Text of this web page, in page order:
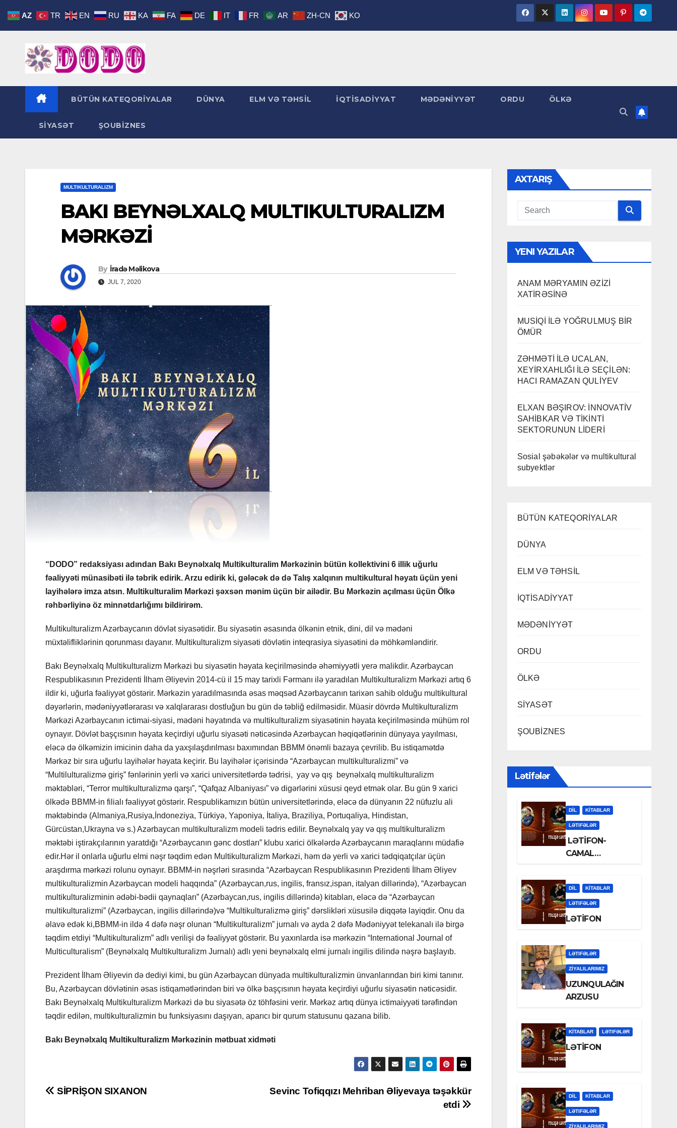
BÜTÜN KATEQORİYALAR DÜNYA ELM VƏ TƏHSİL İQTİSADİYYAT MƏDƏNİYYƏT ORDU ÖLKƏ
SİYASƏT ŞOUBİZNES
MULTIKULTURALIZM
BAKI BEYNƏLXALQ MULTIKULTURALIZM
MƏRKƏZİ
By İradə Məlikova
JUL 7, 2020
“DODO” redaksiyası adından Bakı Beynəlxalq Multikulturalim Mərkəzinin bütün kollektivini 6 illik uğurlu
fəaliyyəti münasibəti ilə təbrik edirik. Arzu edirik ki, gələcək də də Talış xalqının multikultural həyatı üçün yeni
layihələrə imza atsın. Multikulturalim Mərkəzi şəxsən mənim üçün bir ailədir. Bu Mərkəzin açılması üçün Ölkə
rəhbərliyinə öz minnətdarlığımı bildirirəm.
Multikulturalizm Azərbaycanın dövlət siyasətidir. Bu siyasətin əsasında ölkənin etnik, dini, dil və mədəni
müxtəlifliklərinin qorunması dayanır. Multikulturalizm siyasəti dövlətin inteqrasiya siyasətini də möhkəmləndirir.
Bakı Beynəlxalq Multikulturalizm Mərkəzi bu siyasətin həyata keçirilməsində əhəmiyyətli yerə malikdir. Azərbaycan
Respublikasının Prezidenti İlham Əliyevin 2014-cü il 15 may tarixli Fərmanı ilə yaradılan Multikulturalizm Mərkəzi artıq 6
ildir ki, uğurla fəaliyyət göstərir. Mərkəzin yaradılmasında əsas məqsəd Azərbaycanın tarixən sahib olduğu multikultural
dəyərlərin, mədəniyyətlərarası və xalqlararası dostluğun bu gün də təbliğ edilməsidir. Müasir dövrdə Multikulturalizm
Mərkəzi Azərbaycanın ictimai-siyasi, mədəni həyatında və multikulturalizm siyasətinin həyata keçirilməsində mühüm rol
oynayır. Dövlət başçısının həyata keçirdiyi uğurlu siyasəti nəticəsində Azərbaycan həqiqətlərinin dünyaya yayılması,
eləcə də ölkəmizin imicinin daha da yaxşılaşdırılması baxımından BBMM önəmli bazaya çevrilib. Bu istiqamətdə
Mərkəz bir sıra uğurlu layihələr həyata keçirir. Bu layihələr içərisində “Azərbaycan multikulturalizmi” və
“Multilulturalizmə giriş” fənlərinin yerli və xarici universitetlərdə tədrisi, yay və qış beynəlxalq multikulturalizm
məktəbləri, “Terror multikulturalizmə qarşı”, “Qafqaz Albaniyası” və digərlərini xüsusi qeyd etmək olar. Bu gün 9 xarici
ölkədə BBMM-in filialı fəaliyyət göstərir. Respublikamızın bütün universitetlərində, eləcə də dünyanın 22 nüfuzlu ali
məktəbində (Almaniya,Rusiya,İndoneziya, Türkiyə, Yaponiya, İtaliya, Braziliya, Portuqaliya, Hindistan,
Gürcüstan,Ukrayna və s.) Azərbaycan multikulturalizm modeli tədris edilir. Beynəlxalq yay və qış multikulturalizm
məktəbi iştirakçılarının yaratdığı “Azərbaycanın gənc dostları” klubu xarici ölkələrdə Azərbaycanın maraqlarını müdafiə
edir.Hər il onlarla uğurlu elmi nəşr təqdim edən Multikulturalizm Mərkəzi, həm də yerli və xarici tədqiqatçılar üçün
araşdırma mərkəzi rolunu oynayır. BBMM-in nəşrləri sırasında “Azərbaycan Respublikasının Prezidenti İlham Əliyev
multikulturalizmin Azərbaycan modeli haqqında” (Azərbaycan,rus, ingilis, fransız,ispan, italyan dillərində), “Azərbaycan
multikulturalizminin ədəbi-bədii qaynaqları” (Azərbaycan,rus, ingilis dillərində) kitabları, eləcə də “Azərbaycan
multikulturalizmi” (Azərbaycan, ingilis dillərində)və “Multikulturalizmə giriş” dərslikləri xüsusilə diqqətə layiqdir. Onu da
əlavə edək ki,BBMM-in ildə 4 dəfə nəşr olunan “Multikulturalizm” jurnalı və ayda 2 dəfə Mədəniyyət telekanalı ilə birgə
təqdim etdiyi “Multikulturalizm” adlı verilişi də fəaliyyət göstərir. Bu yaxınlarda isə mərkəzin “International Journal of
Multiculturalism” (Beynəlxalq Multikulturalizm Jurnalı) adlı yeni beynəlxalq elmi jurnalı ingilis dilində nəşrə başlayıb.
Prezident İlham Əliyevin də dediyi kimi, bu gün Azərbaycan dünyada multikulturalizmin ünvanlarından biri kimi tanınır.
Bu, Azərbaycan dövlətinin əsas istiqamətlərindən biri və ölkə başçısının həyata keçirdiyi uğurlu siyasətin nəticəsidir.
Bakı Beynəlxalq Multikulturalizm Mərkəzi də bu siyasətə öz töhfəsini verir. Mərkəz artıq dünya ictimaiyyəti tərəfindən
təqdir edilən, multikulturalizmin bu funksiyasını daşıyan, aparıcı bir qurum statusunu qazana bilib.
Bakı Beynəlxalq Multikulturalizm Mərkəzinin mətbuat xidməti
Post
Sevinc Tofiqqızı Mehriban Əliyevaya təşəkkür
etdi
SİPRİŞON SIXANON
AXTARIŞ
YENI YAZILAR
ANAM MƏRYAMIN ƏZİZİ
XATİRƏSİNƏ
MUSİQİ İLƏ YOĞRULMUŞ BİR
ÖMÜR
ZƏHMƏTİ İLƏ UCALAN,
XEYİRXAHLIĞI İLƏ SEÇİLƏN:
HACI RAMAZAN QULİYEV
ELXAN BƏŞIROV: İNNOVATİV
SAHİBKAR VƏ TİKİNTİ
SEKTORUNUN LİDERİ
Sosial şəbəkələr və multikultural
subyektlər
BÜTÜN KATEQORİYALAR
DÜNYA
ELM VƏ TƏHSİL
İQTİSADİYYAT
MƏDƏNİYYƏT
ORDU
ÖLKƏ
SİYASƏT
ŞOUBİZNES
Lətifələr
DİL KİTABLAR
LƏTIFƏLƏR
LƏTİFON-
CAMAL
DİL KİTABLAR
LƏTIFƏLƏR
LƏTİFON
LƏTIFƏLƏR
ZİYALILARIMIZ
UZUNQULAĞIN
ARZUSU
KİTABLAR LƏTIFƏLƏR
LƏTİFON
DİL KİTABLAR
LƏTIFƏLƏR
ZİYALILARIMIZ
AZ TR EN RU KA FA DE IT FR AR ZH-CN KO